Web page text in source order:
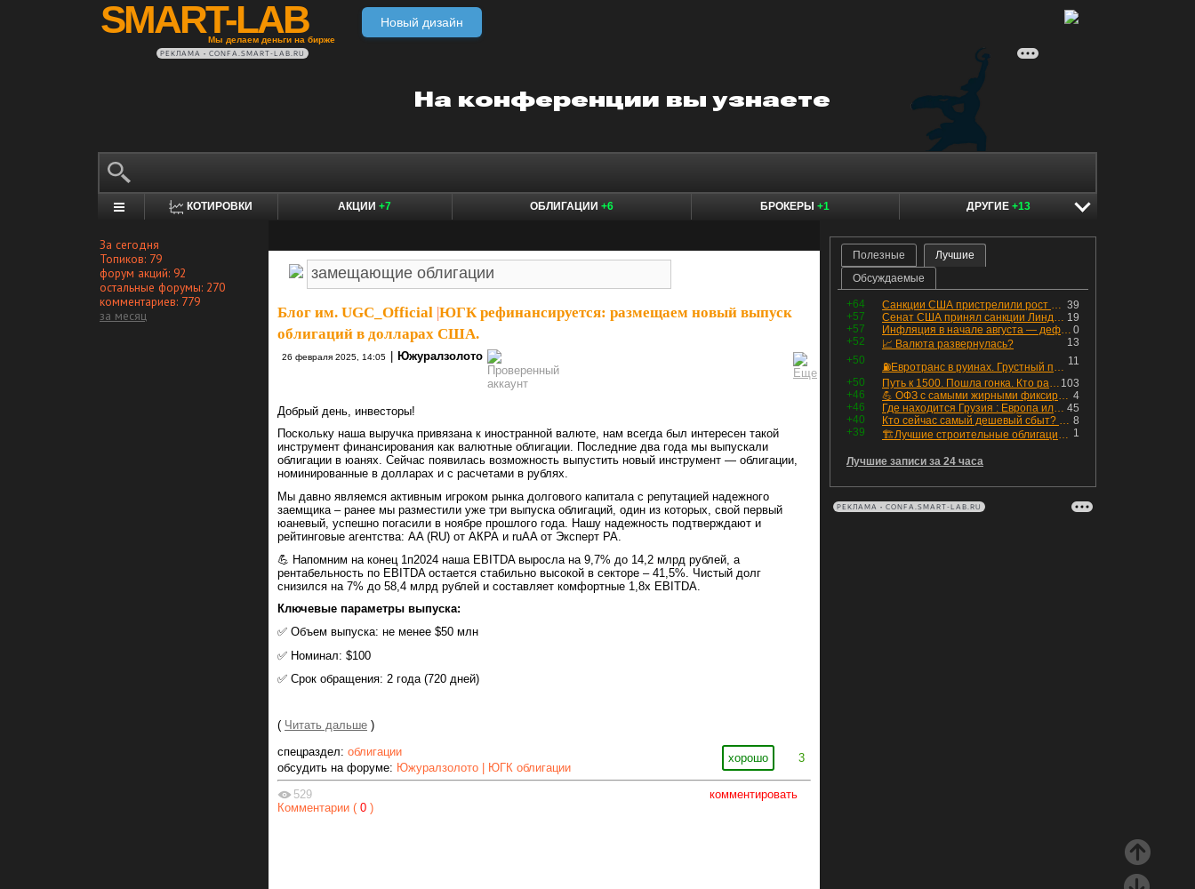
SMART-LAB
Мы делаем деньги на бирже
Новый дизайн
РЕКЛАМА • CONFA.SMART-LAB.RU
КОТИРОВКИ АКЦИИ +7 ОБЛИГАЦИИ +6 БРОКЕРЫ +1 ДРУГИЕ +13
За сегодня
Топиков: 79
форум акций: 92
остальные форумы: 270
комментариев: 779
за месяц
Блог им. UGC_Official ЮГК рефинансируется: размещаем новый выпуск
облигаций в долларах США.
26 февраля 2025, 14:05 Южуралзолото
Добрый день, инвесторы!
Поскольку наша выручка привязана к иностранной валюте, нам всегда был интересен такой
инструмент финансирования как валютные облигации. Последние два года мы выпускали
облигации в юанях. Сейчас появилась возможность выпустить новый инструмент — облигации,
номинированные в долларах и с расчетами в рублях.
Мы давно являемся активным игроком рынка долгового капитала с репутацией надежного
заемщика – ранее мы разместили уже три выпуска облигаций, один из которых, свой первый
юаневый, успешно погасили в ноябре прошлого года. Нашу надежность подтверждают и
рейтинговые агентства: AA (RU) от АКРА и ruAA от Эксперт РА.
💪 Напомним на конец 1п2024 наша EBITDA выросла на 9,7% до 14,2 млрд рублей, а
рентабельность по EBITDA остается стабильно высокой в секторе – 41,5%. Чистый долг
снизился на 7% до 58,4 млрд рублей и составляет комфортные 1,8х EBITDA.
Ключевые параметры выпуска:
✅ Объем выпуска: не менее $50 млн
✅ Номинал: $100
✅ Срок обращения: 2 года (720 дней)
( Читать дальше )
хорошо 3
спецраздел: облигации
обсудить на форуме: Южуралзолото | ЮГК облигации
комментировать
529
Комментарии ( 0 )
Полезные
Лучшие
Обсуждаемые
+64 39
Санкции США пристрелили рост акций в России
+57
19
Сенат США принял санкции Линдси Грэма против России
+57
0
Инфляция в начале августа — дефляция из-за топлива и плодоовощной корзины, но услуги продолжают дорожать, а рубль начал ослабевать.
+52
13
📈 Валюта развернулась?
+50
11
⛽️Евротранс в руинах. Грустный пост😶😞 Что изменилось в облигациях?
+50
103
Путь к 1500. Пошла гонка. Кто раньше продаст.
+46
4
💪 ОФЗ с самыми жирными фиксированными купонами
+46
45
Где находится Грузия : Европа или Азия
+40
8
Кто сейчас самый дешевый сбыт? Сводный пост по сбытовым компаниям по отчетам РСБУ за Q2 26г.
+39
1
🏗Лучшие строительные облигации первого эшелона
Лучшие записи за 24 часа
РЕКЛАМА • CONFA.SMART-LAB.RU